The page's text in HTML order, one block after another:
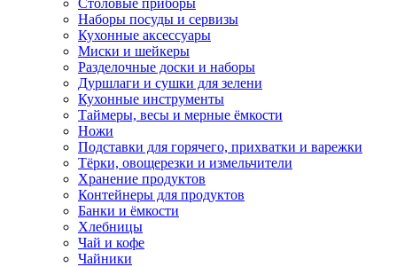
Столовые приборы
Наборы посуды и сервизы
Кухонные аксессуары
Миски и шейкеры
Разделочные доски и наборы
Дуршлаги и сушки для зелени
Кухонные инструменты
Таймеры, весы и мерные ёмкости
Ножи
Подставки для горячего, прихватки и варежки
Тёрки, овощерезки и измельчители
Хранение продуктов
Контейнеры для продуктов
Банки и ёмкости
Хлебницы
Чай и кофе
Чайники